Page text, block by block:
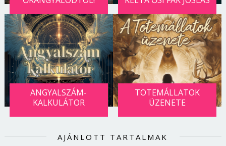
ANGYALSZÁM-
KALKULÁTOR
TOTEMÁLLATOK
ÜZENETE
AJÁNLOTT TARTALMAK